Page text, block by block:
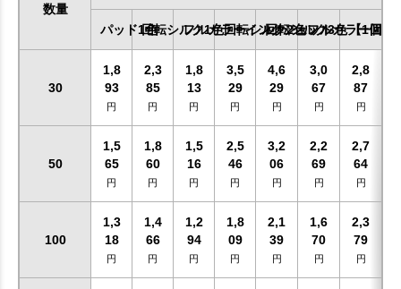
数量
パッド1色回転シルク1色フルカラーインクジェット
回転シルク2色回転シルク3色フルカラー回転
【1個～
30
1,8
93
円
2,3
85
円
1,8
13
円
3,5
29
円
4,6
29
円
3,0
67
円
2,8
87
円
50
1,5
65
円
1,8
60
円
1,5
16
円
2,5
46
円
3,2
06
円
2,2
69
円
2,7
64
円
100
1,3
18
円
1,4
66
円
1,2
94
円
1,8
09
円
2,1
39
円
1,6
70
円
2,3
79
円